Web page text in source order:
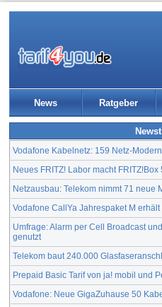
News Ratgeber
Vodafone Kabelnetz: 159 Netz-
Neues FRITZ! Labor macht
Netzausbau: Telekom nimmt 71 neue
Vodafone CallYa Jahrespaket M
Umfrage: Alarm per Cell Broadcast
genutzt
Telekom baut 240.000
Prepaid Basic Tarif von ja! mobil und
Vodafone: Neue GigaZuhause 50